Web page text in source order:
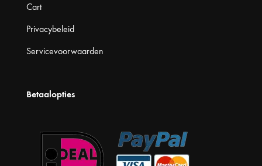
Cart
Privacybeleid
Servicevoorwaarden
Betaalopties